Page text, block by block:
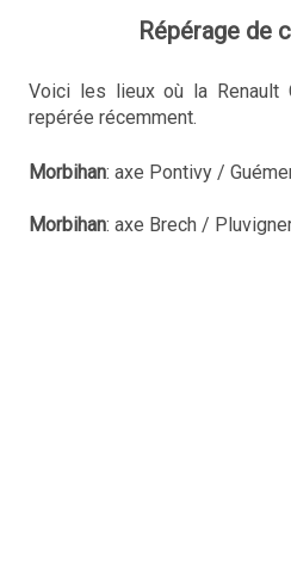
Répérage de
Voici les lieux où la Renault
repérée récemment.
Morbihan: axe Pontivy /
Morbihan: axe Brech /